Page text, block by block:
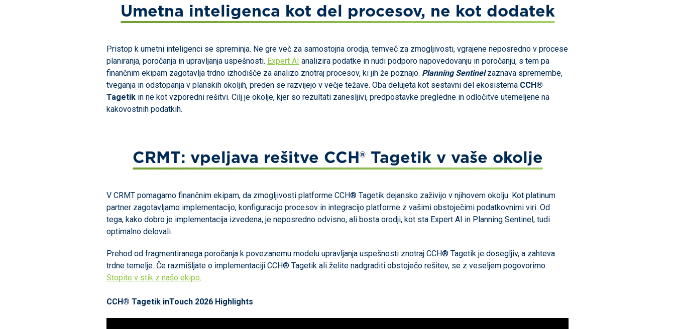
Umetna inteligenca kot del procesov, ne kot dodatek
Pristop k umetni inteligenci se spreminja. Ne gre več za samostojna orodja, temveč za zmogljivosti, vgrajene neposredno v procese
planiranja, poročanja in upravljanja uspešnosti. Expert AI analizira podatke in nudi podporo napovedovanju in poročanju, s tem pa
finančnim ekipam zagotavlja trdno izhodišče za analizo znotraj procesov, ki jih že poznajo. Planning Sentinelzaznava spremembe,
tveganja in odstopanja v planskih okoljih, preden se razvijejo v večje težave. Oba delujeta kot sestavni del ekosistema CCH®
Tagetik in ne kot vzporedni rešitvi. Cilj je okolje, kjer so rezultati zanesljivi, predpostavke pregledne in odločitve utemeljene na
kakovostnih podatkih.
CRMT: vpeljava rešitve CCH® Tagetik v vaše okolje
V CRMT pomagamo finančnim ekipam, da zmogljivosti platforme CCH® Tagetik dejansko zaživijo v njihovem okolju. Kot platinum
partner zagotavljamo implementacijo, konfiguracijo procesov in integracijo platforme z vašimi obstoječimi podatkovnimi viri. Od
tega, kako dobro je implementacija izvedena, je neposredno odvisno, ali bosta orodji, kot sta Expert AI in Planning Sentinel, tudi
optimalno delovali.
Prehod od fragmentiranega poročanja k povezanemu modelu upravljanja uspešnosti znotraj CCH® Tagetik je dosegljiv, a zahteva
trdne temelje. Če razmišljate o implementaciji CCH® Tagetik ali želite nadgraditi obstoječo rešitev, se z veseljem pogovorimo.
Stopite v stik z našo ekipo.
CCH® Tagetik inTouch 2026 Highlights